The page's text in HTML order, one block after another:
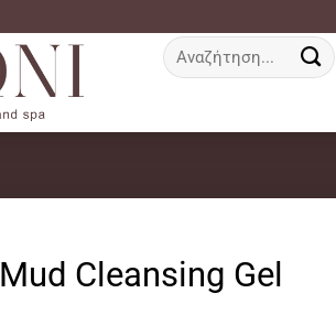
Αναζήτηση
για:
Mud Cleansing Gel